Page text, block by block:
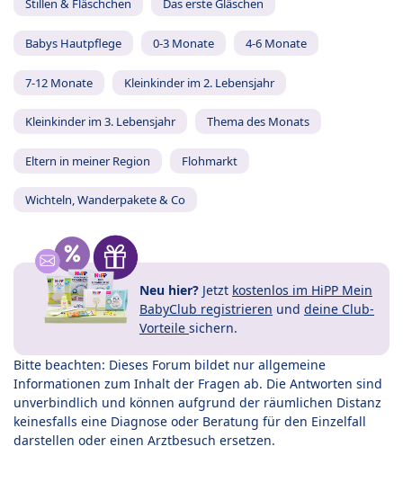
Stillen & Fläschchen Das erste Gläschen
Babys Hautpflege 0-3 Monate 4-6 Monate
7-12 Monate Kleinkinder im 2. Lebensjahr
Kleinkinder im 3. Lebensjahr Thema des Monats
Eltern in meiner Region Flohmarkt
Wichteln, Wanderpakete & Co
Neu hier? Jetzt kostenlos im HiPP Mein
BabyClub registrieren und deine Club-
Vorteile sichern.
Bitte beachten: Dieses Forum bildet nur allgemeine
Informationen zum Inhalt der Fragen ab. Die Antworten sind
unverbindlich und können aufgrund der räumlichen Distanz
keinesfalls eine Diagnose oder Beratung für den Einzelfall
darstellen oder einen Arztbesuch ersetzen.